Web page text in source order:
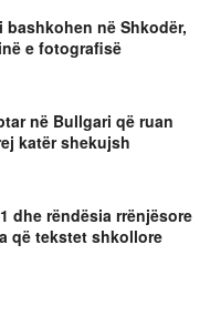
në Shkodër,
e fotografisë
në Bullgari që ruan
katër shekujsh
dhe rëndësia rrënjësore
që tekstet shkollore